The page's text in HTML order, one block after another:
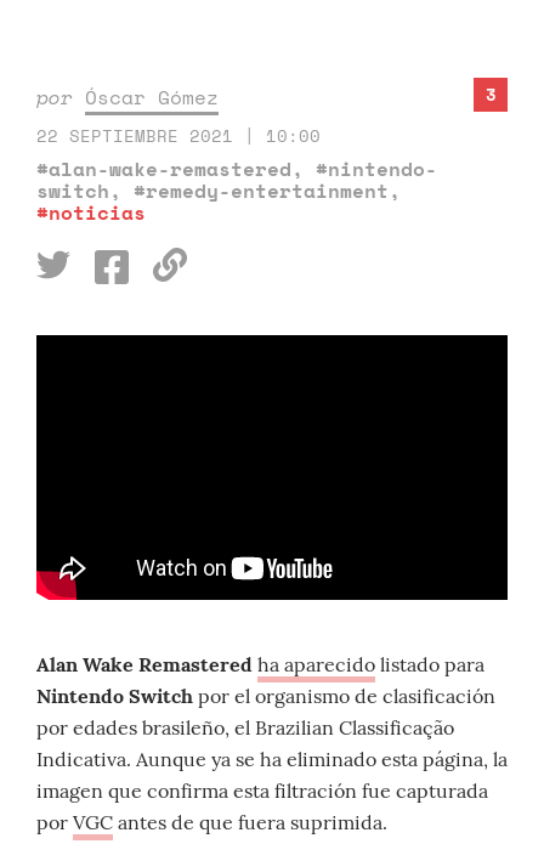
por Óscar Gómez
22 SEPTIEMBRE 2021 | 10:00
#alan-wake-remastered, #nintendo-
switch, #remedy-entertainment,
#noticias
3
Alan Wake Remastered ha aparecido listado para
Nintendo Switch por el organismo de clasificación
por edades brasileño, el Brazilian Classificação
Indicativa. Aunque ya se ha eliminado esta página, la
imagen que confirma esta filtración fue capturada
por VGC antes de que fuera suprimida.